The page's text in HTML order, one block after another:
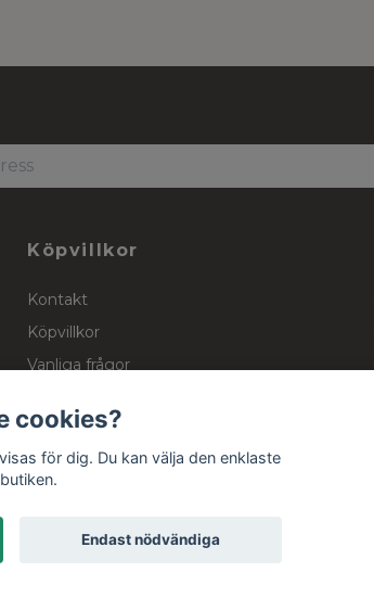
Köpvillkor
Kontakt
Köpvillkor
Vanliga frågor
cookies?
för dig. Du kan välja den enklaste
Endast nödvändiga